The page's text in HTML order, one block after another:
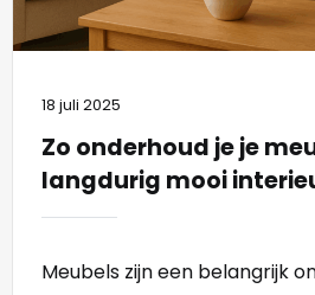
18 juli 2025
Zo onderhoud je je
langdurig mooi
Meubels zijn een belangrijk